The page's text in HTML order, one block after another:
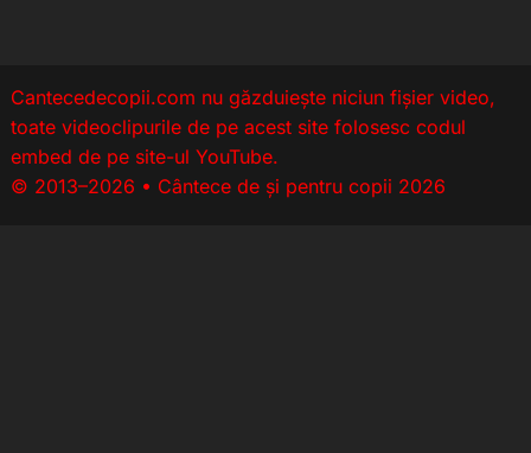
Cantecedecopii.com nu găzduieşte niciun fișier video,
toate videoclipurile de pe acest site folosesc codul
embed de pe site-ul YouTube.
© 2013–2026 • Cântece de și pentru copii 2026